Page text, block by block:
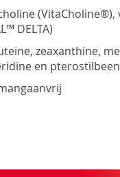
(VitaCholine®),
DELTA)
zeaxanthine,
en pterostilbeen